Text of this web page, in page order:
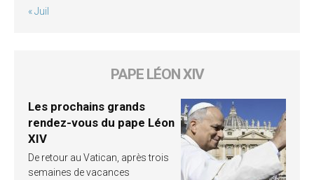
« Juil
PAPE LÉON XIV
Les prochains grands
rendez-vous du pape Léon
XIV
De retour au Vatican, après trois
semaines de vacances